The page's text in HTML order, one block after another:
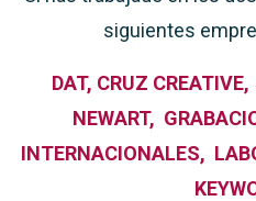
siguientes
DAT, CRUZ CREATIVE,
NEWART,
INTERNACIONALES,